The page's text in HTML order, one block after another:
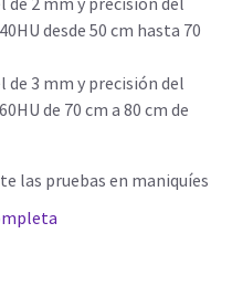
desde 50 cm hasta 70
de 3 mm y precisión del
de 70 cm a 80 cm de
las pruebas en maniquíes